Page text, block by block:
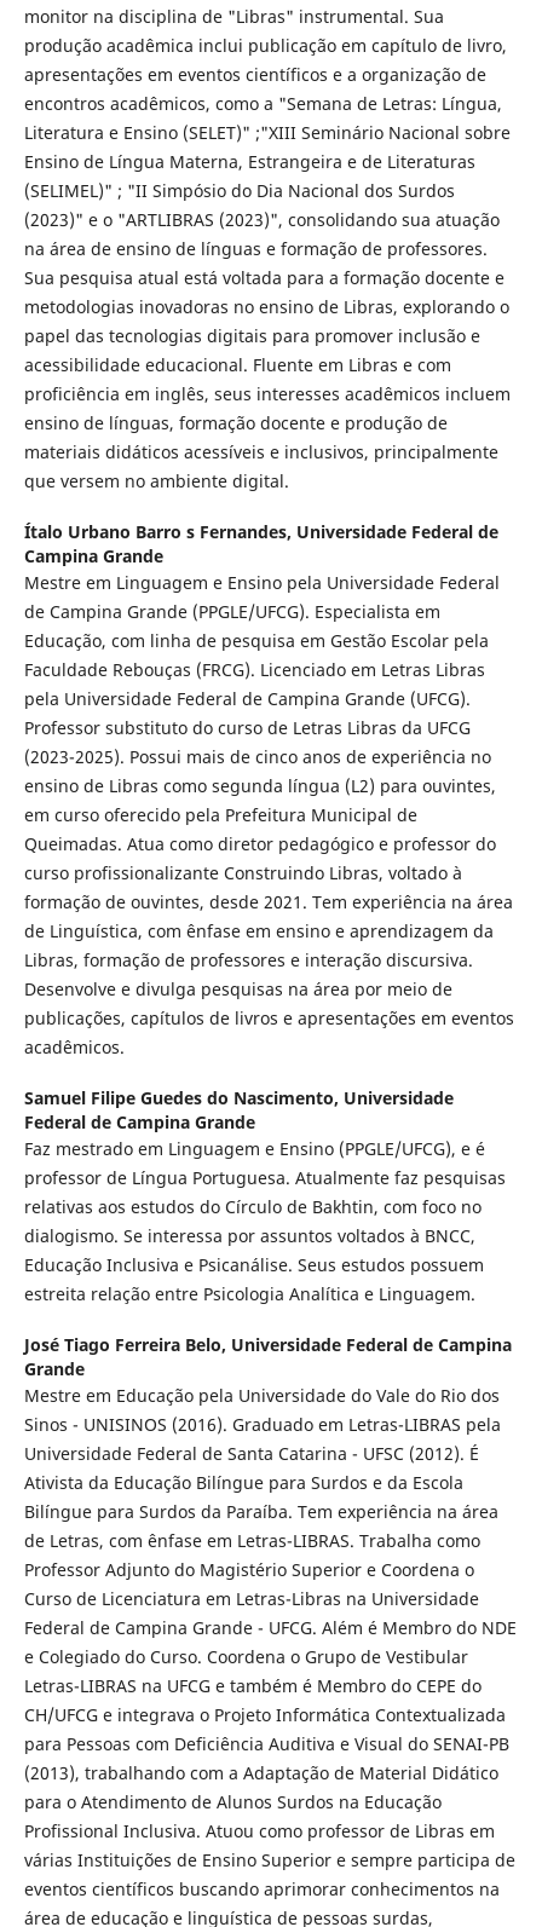
monitor na disciplina de "Libras" instrumental. Sua
produção acadêmica inclui publicação em capítulo de livro,
apresentações em eventos científicos e a organização de
encontros acadêmicos, como a "Semana de Letras: Língua,
Literatura e Ensino (SELET)" ;"XIII Seminário Nacional sobre
Ensino de Língua Materna, Estrangeira e de Literaturas
(SELIMEL)" ; "II Simpósio do Dia Nacional dos Surdos
(2023)" e o "ARTLIBRAS (2023)", consolidando sua atuação
na área de ensino de línguas e formação de professores.
Sua pesquisa atual está voltada para a formação docente e
metodologias inovadoras no ensino de Libras, explorando o
papel das tecnologias digitais para promover inclusão e
acessibilidade educacional. Fluente em Libras e com
proficiência em inglês, seus interesses acadêmicos incluem
ensino de línguas, formação docente e produção de
materiais didáticos acessíveis e inclusivos, principalmente
que versem no ambiente digital.
Ítalo Urbano Barro s Fernandes, Universidade Federal de
Campina Grande
Mestre em Linguagem e Ensino pela Universidade Federal
de Campina Grande (PPGLE/UFCG). Especialista em
Educação, com linha de pesquisa em Gestão Escolar pela
Faculdade Rebouças (FRCG). Licenciado em Letras Libras
pela Universidade Federal de Campina Grande (UFCG).
Professor substituto do curso de Letras Libras da UFCG
(2023-2025). Possui mais de cinco anos de experiência no
ensino de Libras como segunda língua (L2) para ouvintes,
em curso oferecido pela Prefeitura Municipal de
Queimadas. Atua como diretor pedagógico e professor do
curso profissionalizante Construindo Libras, voltado à
formação de ouvintes, desde 2021. Tem experiência na área
de Linguística, com ênfase em ensino e aprendizagem da
Libras, formação de professores e interação discursiva.
Desenvolve e divulga pesquisas na área por meio de
publicações, capítulos de livros e apresentações em eventos
acadêmicos.
Samuel Filipe Guedes do Nascimento, Universidade
Federal de Campina Grande
Faz mestrado em Linguagem e Ensino (PPGLE/UFCG), e é
professor de Língua Portuguesa. Atualmente faz pesquisas
relativas aos estudos do Círculo de Bakhtin, com foco no
dialogismo. Se interessa por assuntos voltados à BNCC,
Educação Inclusiva e Psicanálise. Seus estudos possuem
estreita relação entre Psicologia Analítica e Linguagem.
José Tiago Ferreira Belo, Universidade Federal de Campina
Grande
Mestre em Educação pela Universidade do Vale do Rio dos
Sinos - UNISINOS (2016). Graduado em Letras-LIBRAS pela
Universidade Federal de Santa Catarina - UFSC (2012). É
Ativista da Educação Bilíngue para Surdos e da Escola
Bilíngue para Surdos da Paraíba. Tem experiência na área
de Letras, com ênfase em Letras-LIBRAS. Trabalha como
Professor Adjunto do Magistério Superior e Coordena o
Curso de Licenciatura em Letras-Libras na Universidade
Federal de Campina Grande - UFCG. Além é Membro do NDE
e Colegiado do Curso. Coordena o Grupo de Vestibular
Letras-LIBRAS na UFCG e também é Membro do CEPE do
CH/UFCG e integrava o Projeto Informática Contextualizada
para Pessoas com Deficiência Auditiva e Visual do SENAI-PB
(2013), trabalhando com a Adaptação de Material Didático
para o Atendimento de Alunos Surdos na Educação
Profissional Inclusiva. Atuou como professor de Libras em
várias Instituições de Ensino Superior e sempre participa de
eventos científicos buscando aprimorar conhecimentos na
área de educação e linguística de pessoas surdas,